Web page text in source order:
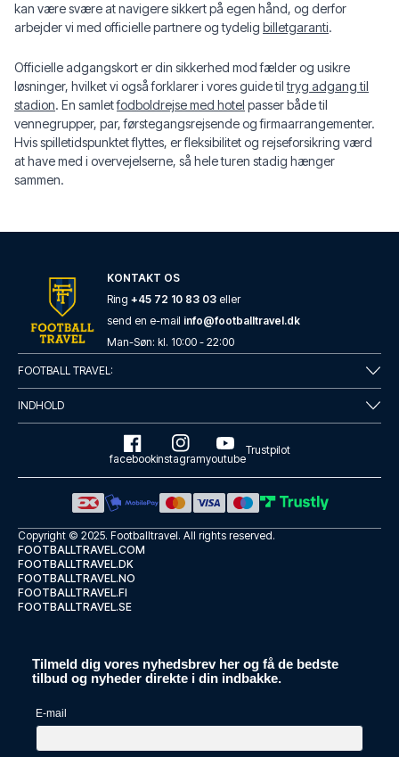
kan være svære at navigere sikkert på egen hånd, og derfor
arbejder vi med officielle partnere og tydelig billetgaranti.
Officielle adgangskort er din sikkerhed mod fælder og usikre
løsninger, hvilket vi også forklarer i vores guide tiltryg adgang til
stadion. En samletfodboldrejse med hotel passer både til
vennegrupper, par, førstegangsrejsende og firmaarrangementer.
Hvis spilletidspunktet flyttes, er fleksibilitet og rejseforsikring værd
at have med i overvejelserne, så hele turen stadig hænger
sammen.
KONTAKT OS
Ring +45 72 10 83 03 eller
send en e-mail info@footballtravel.dk
Man-Søn: kl. 10:00 - 22:00
FOOTBALL TRAVEL:
INDHOLD
facebookinstagramyoutube
Trustpilot
Copyright © 2025. Footballtravel. All rights reserved.
FOOTBALLTRAVEL.COM
FOOTBALLTRAVEL.DK
FOOTBALLTRAVEL.NO
FOOTBALLTRAVEL.FI
FOOTBALLTRAVEL.SE
Tilmeld dig vores nyhedsbrev her og få de bedste
tilbud og nyheder direkte i din indbakke.
E-mail